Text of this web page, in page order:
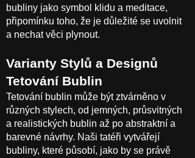
bubliny jako symbol klidu a meditace,
připomínku toho, že je důležité se uvolnit
a nechat věci plynout.
Varianty Stylů a Designů
Tetování Bublin
Tetování bublin může být ztvárněno v
různých stylech, od jemných, průsvitných
a realistických bublin až po abstraktní a
barevné návrhy. Naši tatéři vytvářejí
bubliny, které působí, jako by se právě